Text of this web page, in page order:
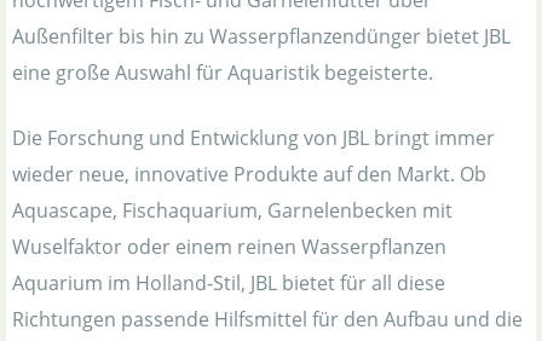
Außenfilter bis hin zu Wasserpflanzendünger bietet JBL
eine große Auswahl für Aquaristik begeisterte.
Die Forschung und Entwicklung von JBL bringt immer
wieder neue, innovative Produkte auf den Markt. Ob
Aquascape, Fischaquarium, Garnelenbecken mit
Wuselfaktor oder einem reinen Wasserpflanzen
Aquarium im Holland-Stil, JBL bietet für all diese
Richtungen passende Hilfsmittel für den Aufbau und die